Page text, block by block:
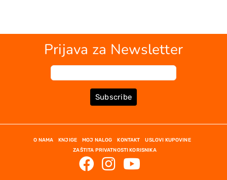
Prijava za Newsletter
Subscribe
O NAMA KNJIGE MOJ NALOG KONTAKT
USLOVI KUPOVINE
ZAŠTITA PRIVATNOSTI KORISNIKA